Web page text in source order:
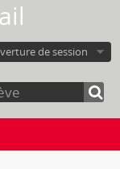
de session